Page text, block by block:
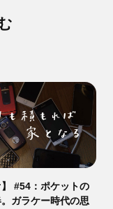
】 #54：ポケットの
ガラケー時代の思